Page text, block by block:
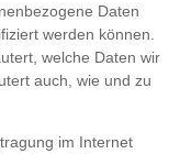
Daten
werden können.
welche Daten wir
auch, wie und zu
im Internet